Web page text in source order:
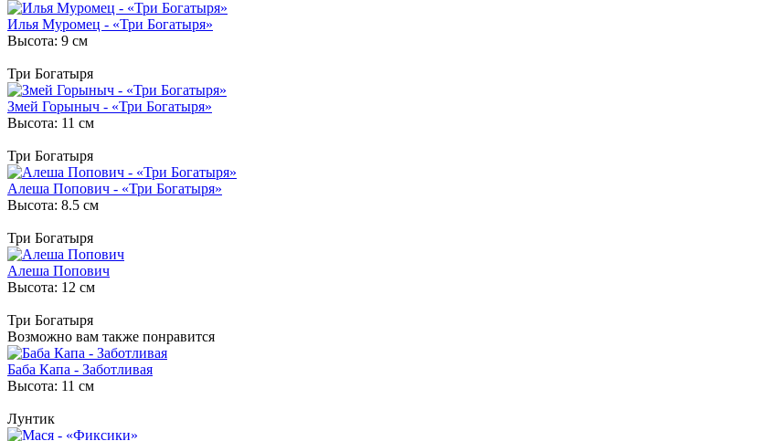
Илья Муромец - «Три Богатыря»
Высота: 9 см
Три Богатыря
Змей Горыныч - «Три Богатыря»
Высота: 11 см
Три Богатыря
Алеша Попович - «Три Богатыря»
Высота: 8.5 см
Три Богатыря
Алеша Попович
Высота: 12 см
Три Богатыря
Возможно вам также понравится
Баба Капа - Заботливая
Высота: 11 см
Лунтик